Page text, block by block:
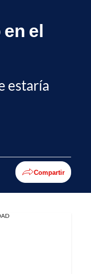
el
estaría
Compartir